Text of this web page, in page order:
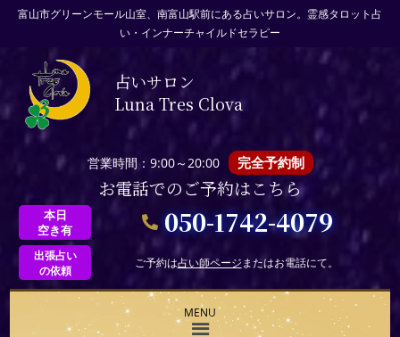
富山市グリーンモール山室、南富山駅前にある占いサロン。霊感タロット占
い・インナーチャイルドセラピー
占いサロン
Luna Tres Clova
営業時間：9:00～20:00 完全予約制
お電話でのご予約はこちら
本日
空き有
050-1742-4079
出張占い
の依頼
ご予約は占い師ページまたはお電話にて。
MENU